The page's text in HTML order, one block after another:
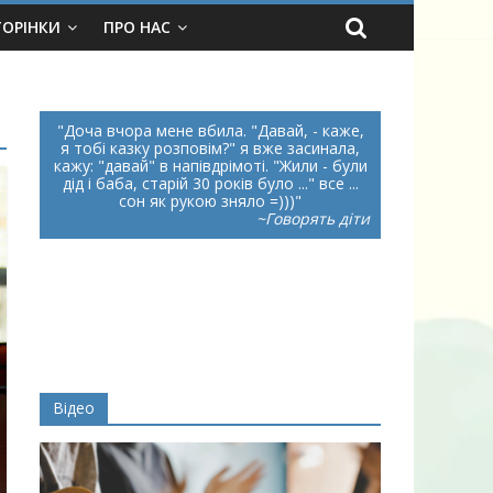
ПРО НАС
Доча вчора мене вбила. "Давай, - каже,
я тобі казку розповім?" я вже засинала,
кажу: "давай" в напівдрімоті. "Жили - були
дід і баба, старій 30 років було ..." все ...
сон як рукою зняло =)))
~Говорять діти
Відео